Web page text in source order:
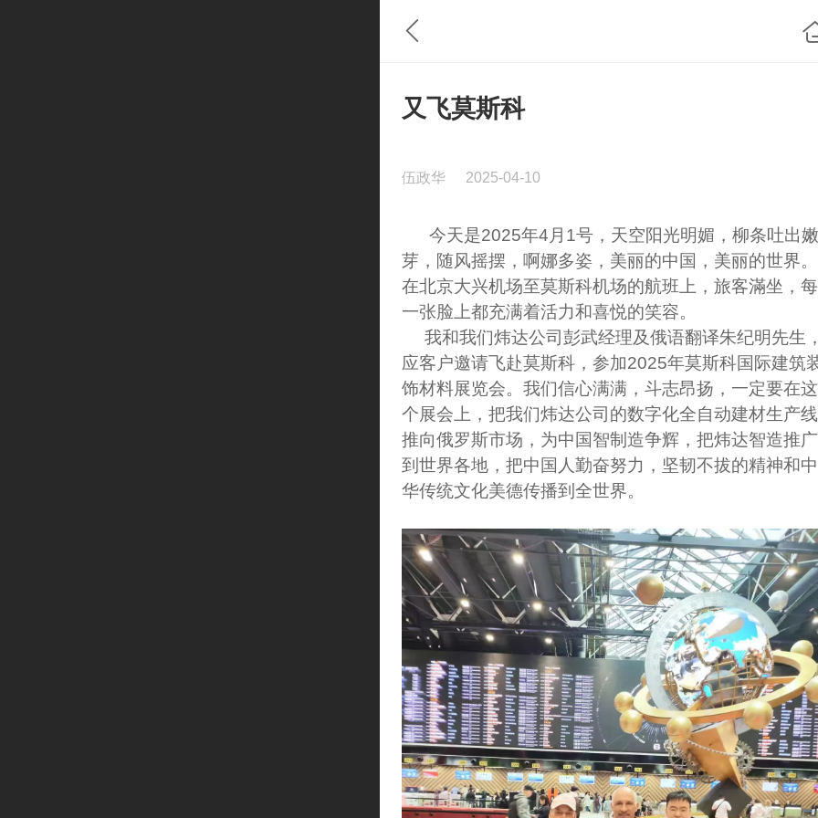
又飞莫斯科
伍政华 2025-04-10
今天是2025年4月1号，天空阳光明媚，柳条吐出嫩
芽，随风摇摆，啊娜多姿，美丽的中国，美丽的世界。
在北京大兴机场至莫斯科机场的航班上，旅客滿坐，每
一张脸上都充满着活力和喜悦的笑容。
我和我们炜达公司彭武经理及俄语翻译朱纪明先生，
应客户邀请飞赴莫斯科，参加2025年莫斯科国际建筑
饰材料展览会。我们信心满满，斗志昂扬，一定要在这
个展会上，把我们炜达公司的数字化全自动建材生产线
推向俄罗斯市场，为中国智制造争辉，把炜达智造推广
到世界各地，把中国人勤奋努力，坚韧不拔的精神和中
华传统文化美德传播到全世界。